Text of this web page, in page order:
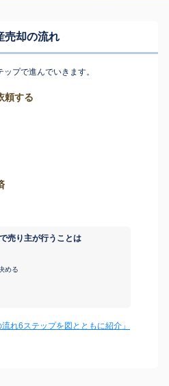
売却の流れ
プで進んでいきます。
頼する
売り主が行うことは
める
れ6ステップを図とともに紹介」